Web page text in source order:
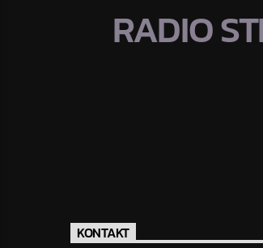
RADIO
KONTAKT